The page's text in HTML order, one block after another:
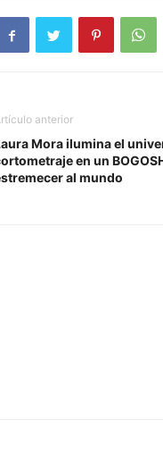
anterior
Mora ilumina el
en un
al mundo